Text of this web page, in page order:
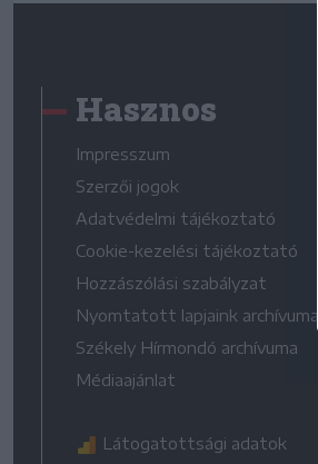
Hasznos
Impresszum
Szerzői jogok
Adatvédelmi tájékoztató
Cookie-kezelési tájékoztató
Hozzászólási szabályzat
Nyomtatott lapjaink archívuma
Székely Hírmondó archívuma
Médiaajánlat
Látogatottsági adatok